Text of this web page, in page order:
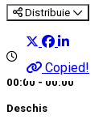
Distribuie
Copied!
00:00 - 00:00
Deschis